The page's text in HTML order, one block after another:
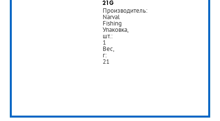
21G
Производитель:
Narval
Fishing
Упаковка,
шт.:
1
Вес,
г:
21